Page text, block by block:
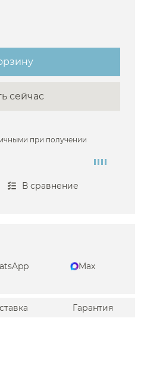
сейчас
при получении
В сравнение
Max
Гарантия